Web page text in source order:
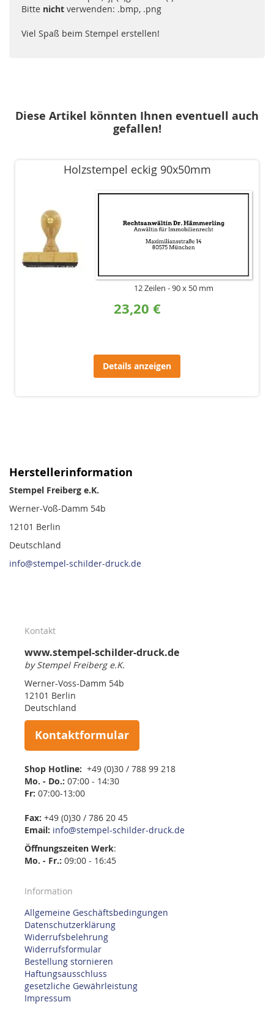
Bitte nicht verwenden: .bmp, .png
Viel Spaß beim Stempel erstellen!
Diese Artikel könnten Ihnen eventuell auch
gefallen!
Holzstempel eckig 90x50mm
12 Zeilen 90 x 50 mm
23,20 €
Details anzeigen
Herstellerinformation
Stempel Freiberg e.K.
Werner-Voß-Damm 54b
12101 Berlin
Deutschland
info@stempel-schilder-druck.de
Kontakt
www.stempel-schilder-druck.de
by Stempel Freiberg e.K.
Werner-Voss-Damm 54b
12101 Berlin
Deutschland
Kontaktformular
Shop Hotline: +49 (0)30 / 788 99 218
Mo. - Do.: 07:00 - 14:30
Fr: 07:00-13:00
Fax: +49 (0)30 / 786 20 45
Email: info@stempel-schilder-druck.de
Öffnungszeiten Werk:
Mo. - Fr.: 09:00 - 16:45
Information
Allgemeine Geschäftsbedingungen
Datenschutzerklärung
Widerrufsbelehrung
Widerrufsformular
Bestellung stornieren
Haftungsausschluss
gesetzliche Gewährleistung
Impressum